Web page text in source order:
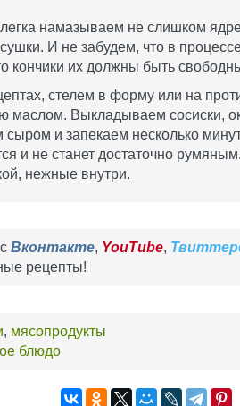
намазываем не слишком
И не забудем, что в процессе
кончики их должны быть
стелем в форму или на
маслом. Выкладываем сосиски,
и запекаем несколько
и не станет достаточно
нежные внутри.
Вконтакте, YouTube,
рецепты!
, мясопродукты
блюдо